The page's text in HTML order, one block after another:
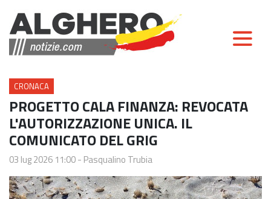
CRONACA
PROGETTO CALA FINANZA: REVOCATA
L'AUTORIZZAZIONE UNICA. IL
COMUNICATO DEL GRIG
03 lug 2026 11:00- Pasqualino Trubia